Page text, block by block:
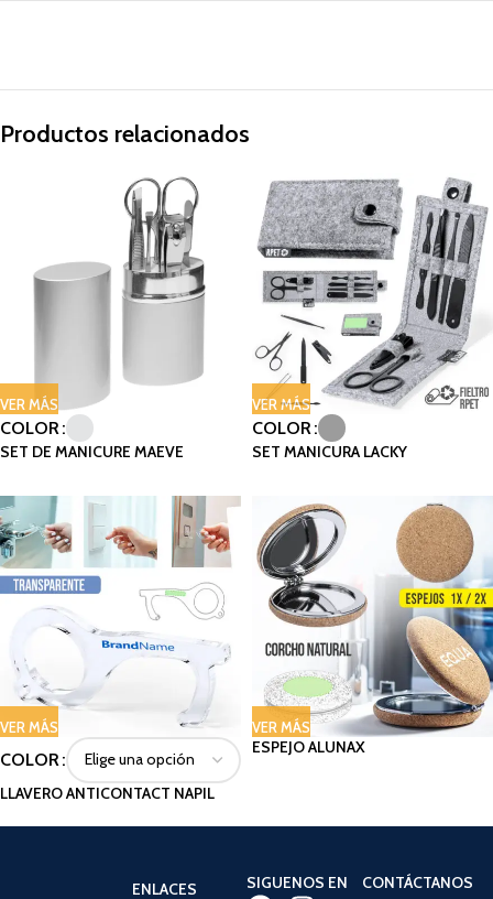
Productos relacionados
VER MÁS
COLOR
SET DE MANICURE MAEVE
VER MÁS
COLOR
SET MANICURA LACKY
VER MÁS
COLOR
LLAVERO ANTICONTACT NAPIL
VER MÁS
ESPEJO ALUNAX
ENLACES SIGUENOS EN
CONTÁCTANOS